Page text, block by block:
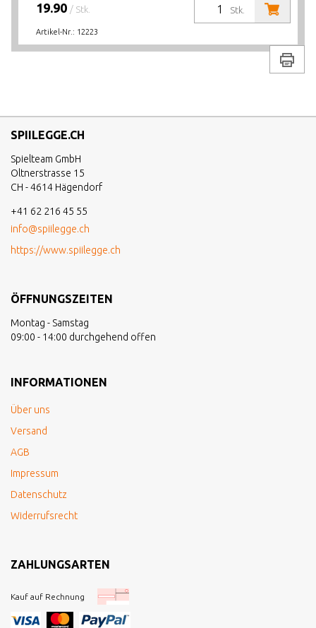
Stk.
19.90 / Stk.
Artikel-Nr.: 12223
SPIILEGGE.CH
Spielteam GmbH
Oltnerstrasse 15
CH - 4614 Hägendorf
+41 62 216 45 55
info@spiilegge.ch
https://www.spiilegge.ch
ÖFFNUNGSZEITEN
Montag - Samstag
09:00 - 14:00 durchgehend offen
INFORMATIONEN
Über uns
Versand
AGB
Impressum
Datenschutz
Widerrufsrecht
ZAHLUNGSARTEN
Kauf auf Rechnung